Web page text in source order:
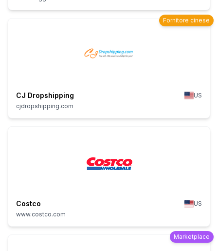
Fornitore cinese
CJ Dropshipping
US
cjdropshipping.com
Costco
US
www.costco.com
Marketplace